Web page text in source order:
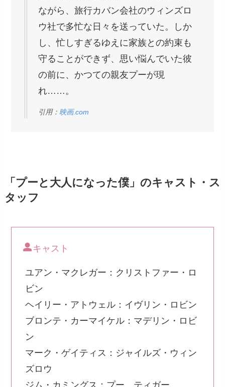
ながら、旅行カバン会社のウィンズロ
ウ社で多忙な日々を送っていた。しか
し、忙しすぎるゆえに家族との約束も
守ることができず、思い悩んでいた彼
の前に、かつての親友プーが現
れ……。
引用： 映画.com
「プーと大人になった僕」のキャスト・ス
タッフ
キャスト
ユアン・マクレガー：クリストファー・ロ
ビン
ヘイリー・アトウェル：イヴリン・ロビン
ブロンテ・カーマイケル：マデリン・ロビ
ン
マーク・ゲイティス：ジャイルズ・ウィン
ズロウ
ジム・カミングス：プー、ティガー